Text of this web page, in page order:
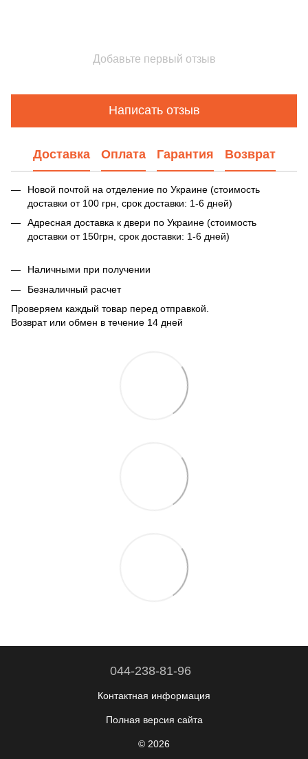
Добавьте первый отзыв
Написать отзыв
Доставка Оплата Гарантия Возврат
Новой почтой на отделение по Украине (стоимость
доставки от 100 грн, срок доставки: 1-6 дней)
Адресная доставка к двери по Украине (стоимость
доставки от 150грн, срок доставки: 1-6 дней)
Наличными при получении
Безналичный расчет
Проверяем каждый товар перед отправкой.
Возврат или обмен в течение 14 дней
044-238-81-96
Контактная информация
Полная версия сайта
© 2026